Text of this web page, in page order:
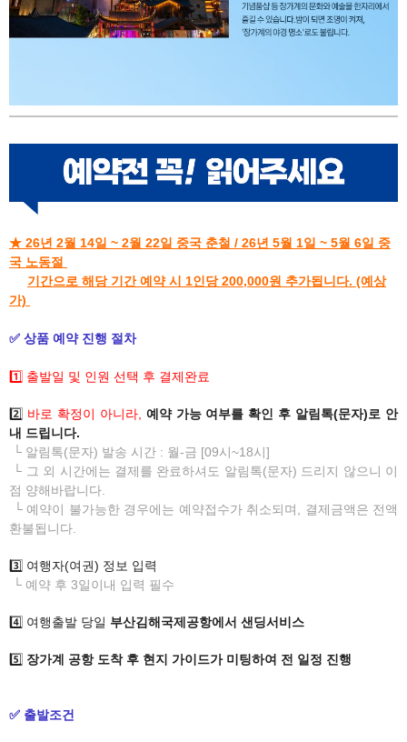
★ 26년 2월 14일 ~ 2월 22일 중국 춘철 / 26년 5월 1일 ~ 5월 6일 중
국 노동절
기간으로 해당 기간 예약 시 1인당 200,000원 추가됩니다. (예상
가)
✅ 상품 예약 진행 절차
1️⃣ 출발일 및 인원 선택 후 결제완료
2️⃣ 바로 확정이 아니라, 예약 가능 여부를 확인 후 알림톡(문자)로 안
내 드립니다.
└ 알림톡(문자) 발송 시간 : 월-금 [09시~18시]
└ 그 외 시간에는 결제를 완료하셔도 알림톡(문자) 드리지 않으니 이
점 양해바랍니다.
└ 예약이 불가능한 경우에는 예약접수가 취소되며, 결제금액은 전액
환불됩니다.
3️⃣ 여행자(여권) 정보 입력
└ 예약 후 3일이내 입력 필수
4️⃣ 여행출발 당일 부산김해국제공항에서 샌딩서비스
5️⃣ 장가계 공항 도착 후 현지 가이드가 미팅하여 전 일정 진행
✅ 출발조건